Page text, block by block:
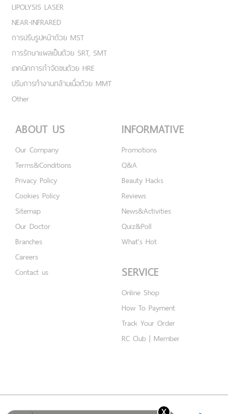
LIPOLYSIS LASER
NEAR-INFRARED
การปรับรูปหน้าด้วย MST
การรักษาแผลเป็นด้วย SRT, SMT
เทคนิคการกำจัดขนด้วย HRE
ปรับการทำงานกล้ามเนื้อด้วย MMT
Other
ABOUT US
Our Company
Terms&Conditions
Privacy Policy
Cookies Policy
Sitemap
Our Doctor
Branches
Careers
Contact us
INFORMATIVE
Promotions
Q&A
Beauty Hacks
Reviews
News&Activities
Quiz&Poll
What's Hot
SERVICE
Online Shop
How To Payment
Track Your Order
RC Club | Member